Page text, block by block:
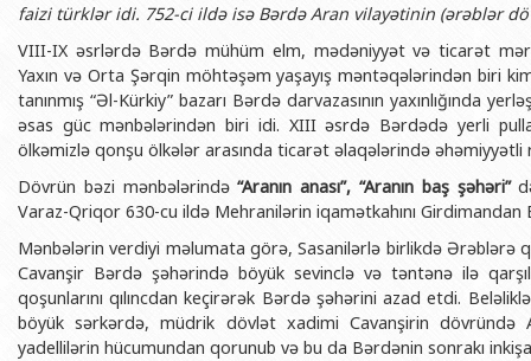
faizi türklər idi. 752-ci ildə isə Bərdə Aran vilayətinin (ərəblər
VIII-IX əsrlərdə Bərdə mühüm elm, mədəniyyət və ticarət
Yaxın və Orta Şərqin möhtəşəm yaşayış məntəqələrindən biri
tanınmış “Əl-Kürkiy” bazarı Bərdə darvazasının yaxınlığında
əsas güc mənbələrindən biri idi. XIII əsrdə Bərdədə yerli
ölkəmizlə qonşu ölkələr arasında ticarət əlaqələrində əhəmiyyətli
Dövrün bəzi mənbələrində“Aranın anası”, “Aranın baş şəhəri”
Varaz-Qriqor 630-cu ildə Mehranilərin iqamətkahını
Mənbələrin verdiyi məlumata görə, Sasanilərlə birlikdə Ərəblərə
Cavanşir Bərdə şəhərində böyük sevinclə və təntənə ilə
qoşunlarını qılıncdan keçirərək Bərdə şəhərini azad etdi.
böyük sərkərdə, müdrik dövlət xadimi Cavanşirin dövründə
yadellilərin hücumundan qorunub və bu da Bərdənin sonrakı